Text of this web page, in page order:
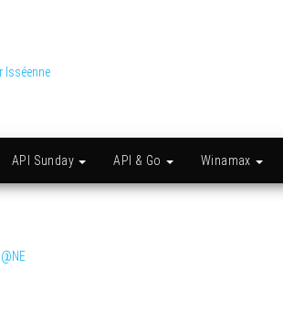
Poker
Isséenne
API Sunday API & Go Winamax